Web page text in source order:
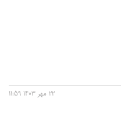
22 مهر 1403 11:59